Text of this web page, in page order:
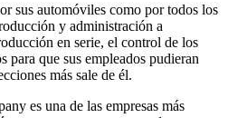
sus automóviles como por todos los
y administración a
en serie, el control de los
para que sus empleados pudieran
más sale de él.
es una de las empresas más